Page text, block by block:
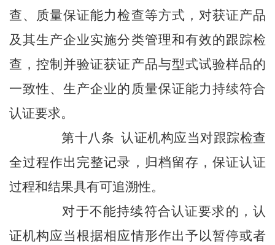
查、质量保证能力检查等方式，对获证产品
及其生产企业实施分类管理和有效的跟踪检
查，控制并验证获证产品与型式试验样品的
一致性、生产企业的质量保证能力持续符合
认证要求。
第十八条 认证机构应当对跟踪检查
全过程作出完整记录，归档留存，保证认证
过程和结果具有可追溯性。
对于不能持续符合认证要求的，认
证机构应当根据相应情形作出予以暂停或者